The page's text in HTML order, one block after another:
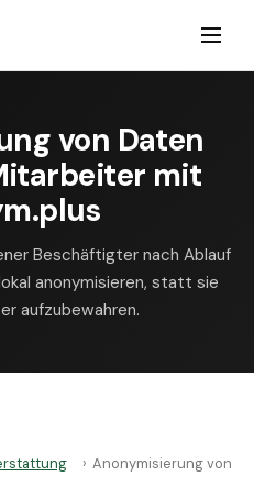
von Daten
mit
Beschäftigter nach Ablauf
anonymisieren, statt sie
aufzubewahren.
› Anonymisierung von